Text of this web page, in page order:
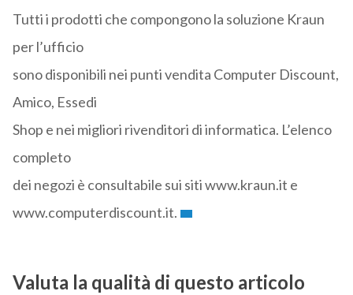
Tutti i prodotti che compongono la soluzione Kraun
per l’ufficio
sono disponibili nei punti vendita Computer Discount,
Amico, Essedi
Shop e nei migliori rivenditori di informatica. L’elenco
completo
dei negozi è consultabile sui siti www.kraun.it e
www.computerdiscount.it.
Valuta la qualità di questo articolo